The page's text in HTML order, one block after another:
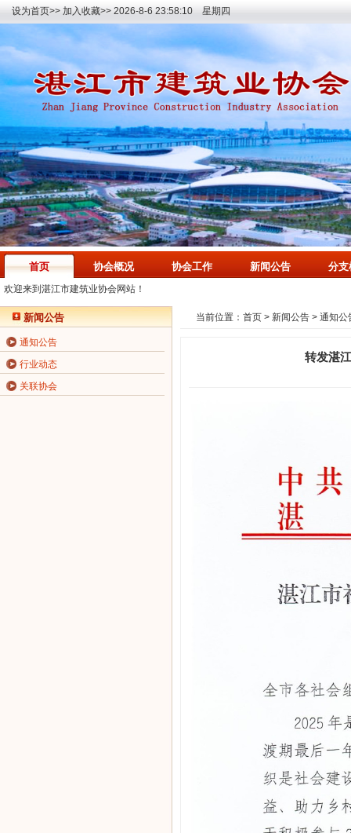
设为首页>> 加入收藏>> 2026-8-6 23:58:11 星期四
首页
欢迎来到湛江市建筑业协会网站！
协会概况 协会工作 新闻公告 分支
新闻公告
通知公告
行业动态
关联协会
当前位置： 首页 > 新闻公告 > 通知公
转发湛